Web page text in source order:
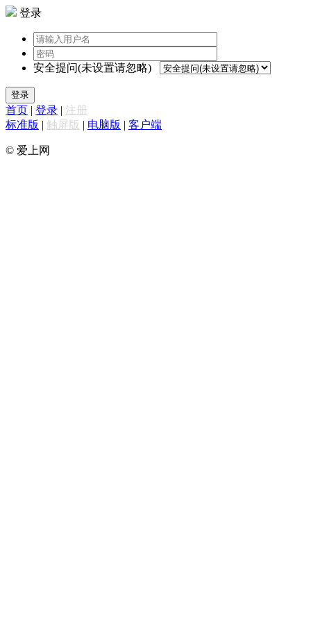
登录
安全提问(未设置请忽略)
登录
首页 | 登录 | 注册
标准版 | 触屏版 | 电脑版 | 客户端
© 爱上网